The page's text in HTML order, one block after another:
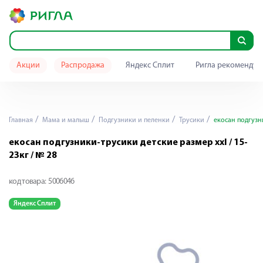
Акции Распродажа Яндекс Сплит Ригла
Главная Мама и малыш Подгузники и пеленки Трусики екосан
екосан подгузники-трусики детские размер xxl / 15-
23кг / № 28
код товара: 5006046
Яндекс Сплит